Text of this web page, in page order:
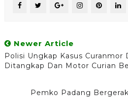
Newer Article
Polisi Ungkap Kasus Curanmor
Ditangkap Dan Motor Curian
Pemko Padang